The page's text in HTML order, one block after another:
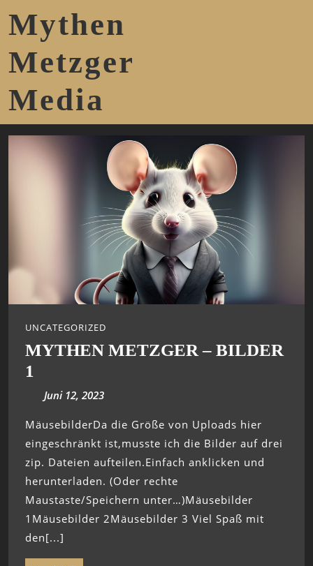
Mythen
Metzger
Media
UNCATEGORIZED
MYTHEN METZGER – BILDER
1
Juni 12, 2023
MäusebilderDa die Größe von Uploads hier
eingeschränkt ist,musste ich die Bilder auf drei
zip. Dateien aufteilen.Einfach anklicken und
herunterladen. (Oder rechte
Maustaste/Speichern unter…)Mäusebilder
1Mäusebilder 2Mäusebilder 3 Viel Spaß mit
den[...]